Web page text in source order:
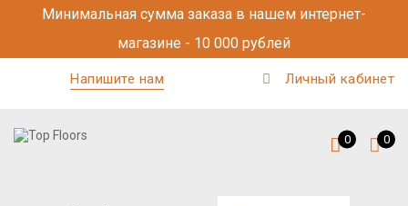
Минимальная сумма заказа в нашем интернет-
магазине - 10 000 рублей
Напишите нам Личный кабинет
0 0